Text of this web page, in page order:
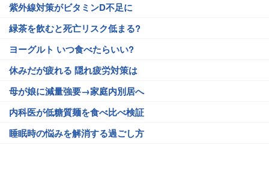
紫外線対策がビタミンD不足に
緑茶を飲むと死亡リスク低まる?
ヨーグルト いつ食べたらいい?
休みだが疲れる 隠れ疲労対策は
母が娘に減量強要→家庭内別居へ
内科医が低糖質麺を食べ比べ検証
睡眠時の悩みを解消する過ごし方